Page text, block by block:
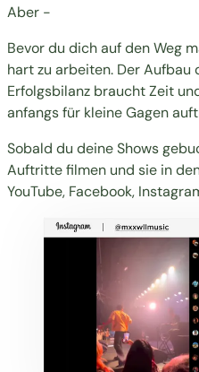
Aber -
Bevor du dich auf den Weg
hart zu arbeiten. Der Aufbau
Erfolgsbilanz braucht Zeit
anfangs für kleine Gagen
Sobald du deine Shows
Auftritte filmen und sie in
YouTube, Facebook,